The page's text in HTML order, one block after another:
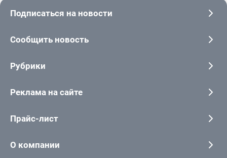
Подписаться на новости
Сообщить новость
Рубрики
Реклама на сайте
Прайс-лист
О компании